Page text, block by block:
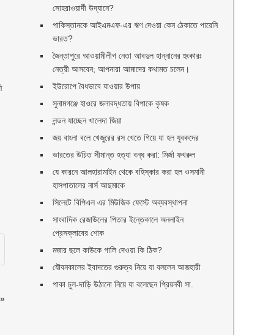
সোহরাওয়ার্দী উদ্যানে?
পাকিস্তানকে আইএমএফ-এর ঋণ দেওয়া কেন ঠেকাতে পারেনি
ভারত?
জৈন্তাপুরে আওয়ামীলীগ নেতা আবদুল হান্নানের হুংকারঃ
নেত্রী আসবেন; আপনারা আমাদের কথামত চলেন।
ইউরোপে বৈধভাবে যাওয়ার উপায়
সুনামগঞ্জে হাওরে জলাবদ্ধতায় বিপাকে কৃষক
লন্ডন যাচ্ছেন খালেদা জিয়া
জয় বাংলা বলে খেজুরের রস খেতে গিয়ে যা হল যুবকদের
ভারতের উচিত সীমান্ত হত্যা বন্ধ করা: মির্জা ফখরুল
যে কারনে আলহারামাইন থেকে বহিস্কার করা হল ওসমানী
হাসপাতালের নার্স আছমাকে
সিলেটে বিপিএল এর মিউজিক ফেস্টে অব্যবস্থাপনা
সাংবাদিক রেজাউলের পিতার ইন্তেকালে অনলাইন
প্রেসক্লাবের শোক
মজার ছলে কাউকে গালি দেওয়া কি ঠিক?
যৌবনকালের ইবাদতের গুরুত্ব নিয়ে যা বললেন আজহারী
পাকা চুল-দাড়ি উঠানো নিয়ে যা বলেছেন প্রিয়নবী সা.